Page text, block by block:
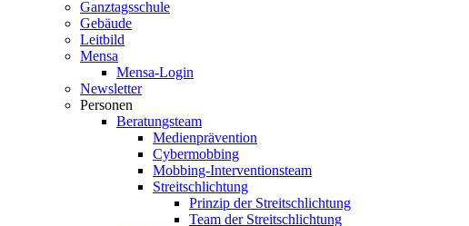
Ganztagsschule
Gebäude
Leitbild
Mensa
Mensa-Login
Newsletter
Personen
Beratungsteam
Medienprävention
Cybermobbing
Mobbing-Interventionsteam
Streitschlichtung
Prinzip der Streitschlichtung
Team der Streitschlichtung